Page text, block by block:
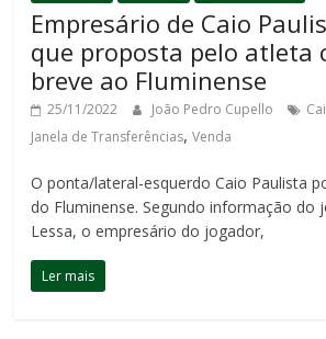
Empresário de Caio
que proposta pelo atleta
breve ao Fluminense
25/11/2022 João Pedro Cupello
Janela de Transferências,Venda
O ponta/lateral-esquerdo Caio Paulista
do Fluminense. Segundo informação do
Lessa, o empresário do jogador,
Ler mais